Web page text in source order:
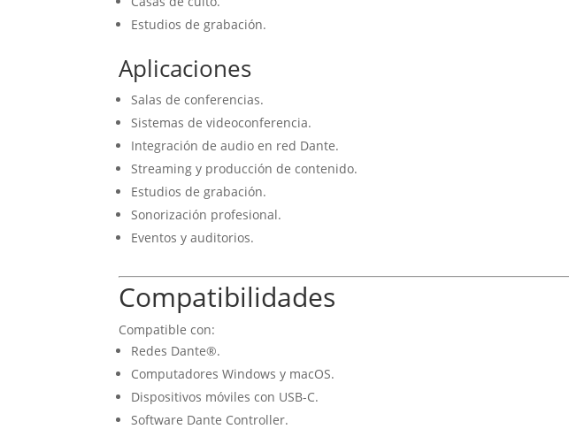
Estudios de grabación.
Aplicaciones
Salas de conferencias.
Sistemas de videoconferencia.
Integración de audio en red Dante.
Streaming y producción de contenido.
Estudios de grabación.
Sonorización profesional.
Eventos y auditorios.
Compatibilidades
Compatible con:
Redes Dante®.
Computadores Windows y macOS.
Dispositivos móviles con USB-C.
Software Dante Controller.